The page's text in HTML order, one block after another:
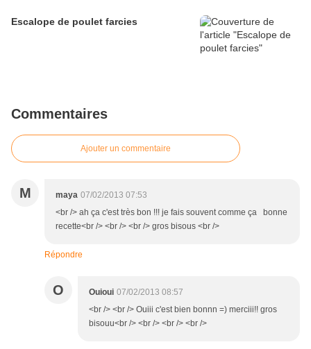
Escalope de poulet farcies
Commentaires
Ajouter un commentaire
M maya 07/02/2013 07:53
<br /> ah ça c'est très bon !!! je fais souvent comme ça bonne
recette<br /> <br /> <br /> gros bisous <br />
Répondre
O Ouioui 07/02/2013 08:57
<br /> <br /> Ouiii c'est bien bonnn =) merciii!! gros
bisouu<br /> <br /> <br /> <br />